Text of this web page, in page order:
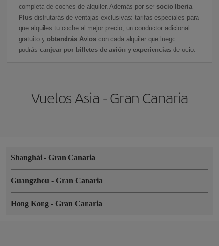
completa de coches de alquiler. Además por ser socio Iberia
Plus disfrutarás de ventajas exclusivas: tarifas especiales para
que alquiles tu coche al mejor precio, un conductor adicional
gratuito y obtendrás Avios con cada alquiler que luego
podrás canjear por billetes de avión y experiencias de ocio.
Vuelos Asia - Gran Canaria
Shanghái - Gran Canaria
Guangzhou - Gran Canaria
Hong Kong - Gran Canaria